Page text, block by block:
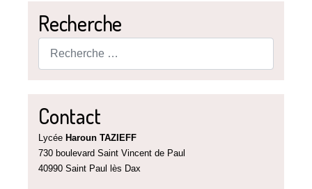
Recherche
Contact
Lycée Haroun TAZIEFF
730 boulevard Saint Vincent de Paul
40990 Saint Paul lès Dax